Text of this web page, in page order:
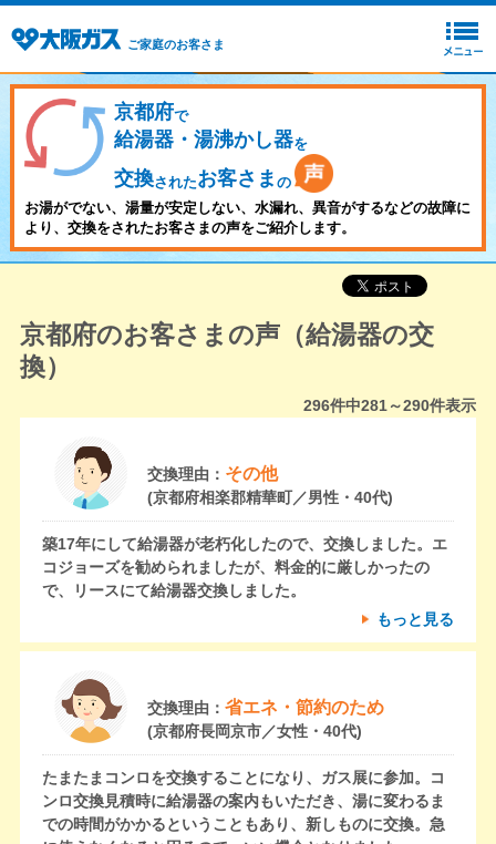
ご家庭のお客さま
京都府で
給湯器・湯沸かし器を
交換されたお客さま の
お湯がでない、湯量が安定しない、水漏れ、異音がするなどの故障に
より、交換をされたお客さまの声をご紹介します。
京都府のお客さまの声（給湯器の交
換）
296件中281～290件表示
交換理由： その他
(京都府相楽郡精華町／男性・40代)
築17年にして給湯器が老朽化したので、交換しました。エ
コジョーズを勧められましたが、料金的に厳しかったの
で、リースにて給湯器交換しました。
もっと見る
交換理由： 省エネ・節約のため
(京都府長岡京市／女性・40代)
たまたまコンロを交換することになり、ガス展に参加。コ
ンロ交換見積時に給湯器の案内もいただき、湯に変わるま
での時間がかかるということもあり、新しものに交換。急